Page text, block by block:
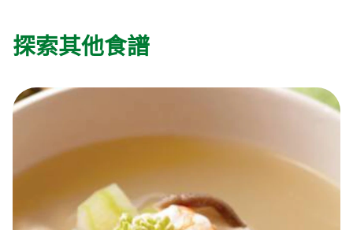
探索其他食譜